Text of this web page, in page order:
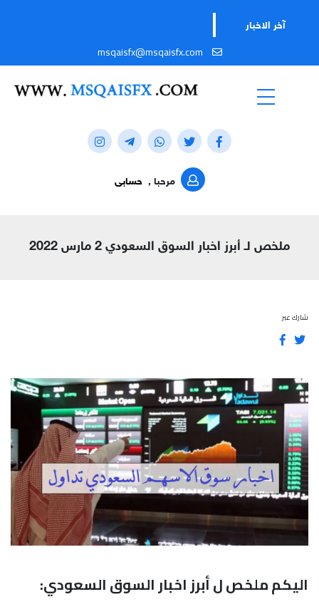
آخر الاخبار
msqaisfx@msqaisfx.com
مرحبا , حسابى
ملخص لـ أبرز اخبار السوق السعودي 2 مارس 2022
شارك عبر
اليكم ملخص ل أبرز اخبار السوق السعودي: